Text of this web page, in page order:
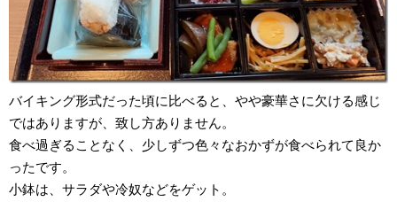
バイキング形式だった頃に比べると、やや豪華さに欠ける感じ
ではありますが、致し方ありません。
食べ過ぎることなく、少しずつ色々なおかずが食べられて良か
ったです。
小鉢は、サラダや冷奴などをゲット。